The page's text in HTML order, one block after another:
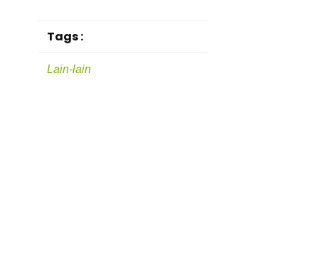
Tags :
Lain-lain